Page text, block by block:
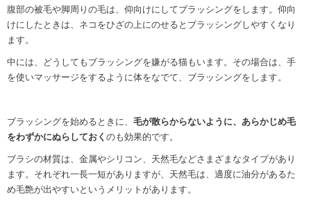
腹部の被毛や脚周りの毛は、仰向けにしてブラッシングをします。仰向
けにしたときは、ネコをひざの上にのせるとブラッシングしやすくなり
ます。
中には、どうしてもブラッシングを嫌がる猫もいます。その場合は、手
を使いマッサージをするように体をなでて、ブラッシングをします。
ブラッシングを始めるときに、 毛が散らからないように、あらかじめ毛
をわずかにぬらしておく のも効果的です。
ブラシの材質は、金属やシリコン、天然毛などさまざまなタイプがあり
ます。それぞれ一長一短がありますが、天然毛は、適度に油分があるた
め毛艶が出やすいというメリットがあります。